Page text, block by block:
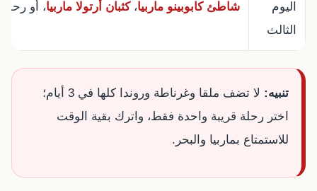
اليوم
الثالث
شاطئ كابوبينو ماربيا،كثبان أرتولا ماربيا، أو
تنبيه:
لا تضف ملقا وغرناطة وروندا كلها في 3 أيام؛
اختر رحلة قريبة واحدة فقط، واترك بقية الوقت
للاستمتاع بماربيا والبحر.